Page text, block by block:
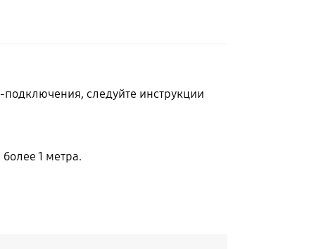
следуйте инструкции
1 метра.